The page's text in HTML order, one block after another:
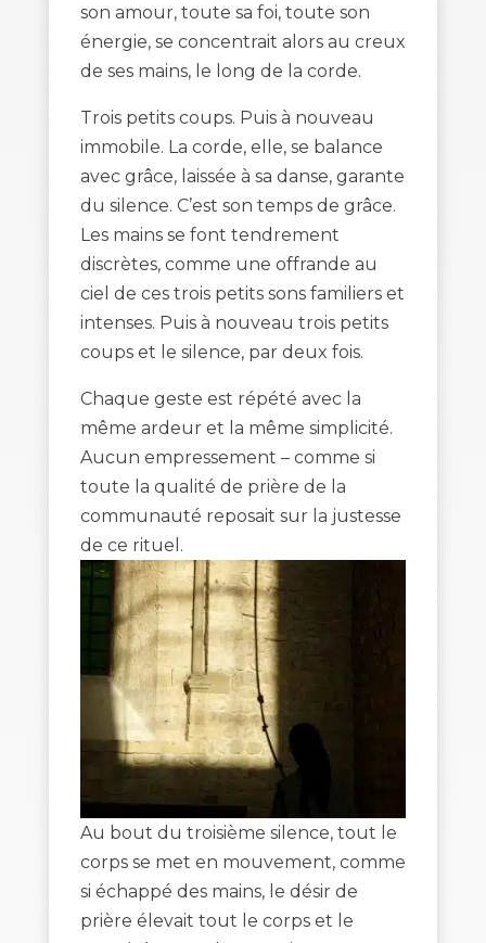
son amour, toute sa foi, toute son
énergie, se concentrait alors au creux
de ses mains, le long de la corde.
Trois petits coups. Puis à nouveau
immobile. La corde, elle, se balance
avec grâce, laissée à sa danse, garante
du silence. C’est son temps de grâce.
Les mains se font tendrement
discrètes, comme une offrande au
ciel de ces trois petits sons familiers et
intenses. Puis à nouveau trois petits
coups et le silence, par deux fois.
Chaque geste est répété avec la
même ardeur et la même simplicité.
Aucun empressement – comme si
toute la qualité de prière de la
communauté reposait sur la justesse
de ce rituel.
Au bout du troisième silence, tout le
corps se met en mouvement, comme
si échappé des mains, le désir de
prière élevait tout le corps et le